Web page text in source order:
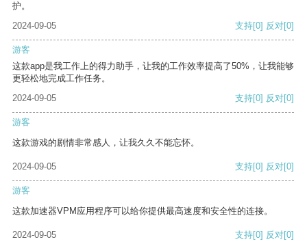
护。
2024-09-05
支持[0] 反对[0]
游客
这款app是我工作上的得力助手，让我的工作效率提高了50%，让我能够
更轻松地完成工作任务。
2024-09-05
支持[0] 反对[0]
游客
这款游戏的剧情非常感人，让我久久不能忘怀。
2024-09-05 支持[0] 反对[0]
游客
这款加速器VPM应用程序可以给你提供最高速度和安全性的连接。
2024-09-05 支持[0] 反对[0]